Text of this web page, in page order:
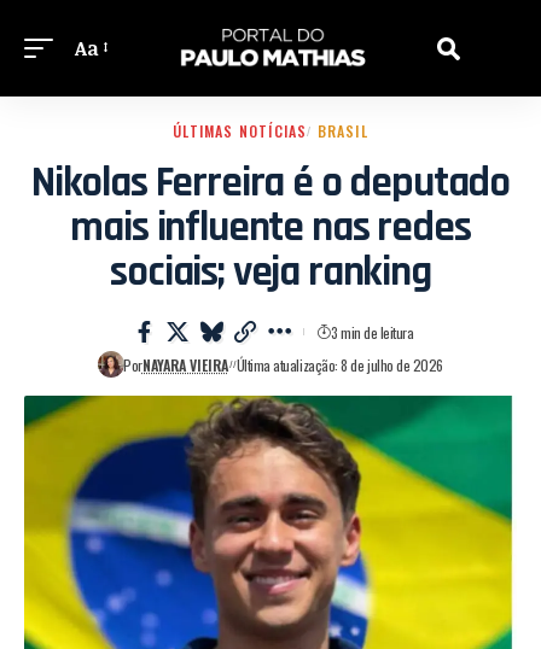
Aa
ÚLTIMAS NOTÍCIAS BRASIL
Nikolas Ferreira é o deputado
mais influente nas redes
sociais; veja ranking
PorNAYARA VIEIRA Última atualização: 8 de julho de 2026
3 min de leitura